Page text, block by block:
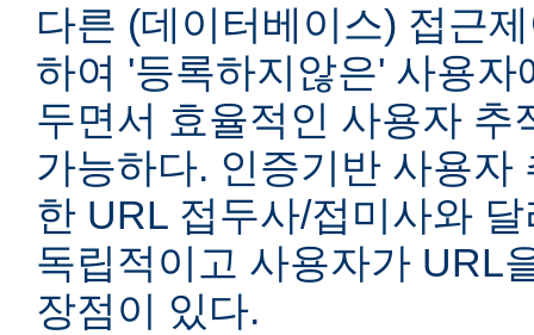
다른 (데이터베이스) 접근
하여 '등록하지않은' 사용
두면서 효율적인 사용자 추
가능하다. 인증기반 사용자
한 URL 접두사/접미사와
독립적이고 사용자가 URL
장점이 있다.